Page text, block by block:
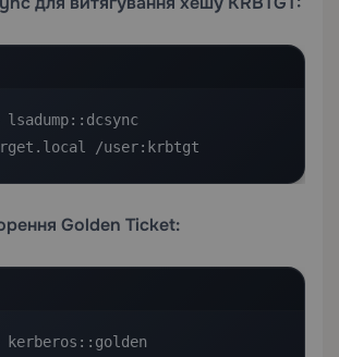
/user:krbtgt
Golden Ticket:
kerberos::golden